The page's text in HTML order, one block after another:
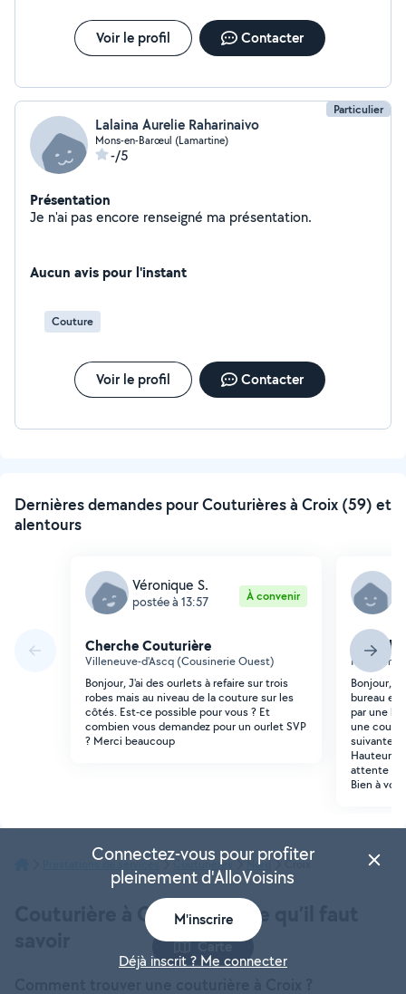
Voir le profil Contacter
Particulier
Lalaina Aurelie Raharinaivo
Mons-en-Barœul (Lamartine)
-/5
Présentation
Je n'ai pas encore renseigné ma présentation.
Aucun avis pour l'instant
Couture
Voir le profil Contacter
Dernières demandes pour Couturières à Croix (59) et
alentours
Véronique S.
postée à 13:57 À convenir
Cherche Couturière
Villeneuve-d'Ascq (Cousinerie Ouest)
Bonjour, J'ai des ourlets à refaire sur trois
robes mais au niveau de la couture sur les
côtés. Est-ce possible pour vous ? Et
combien vous demandez pour un ourlet SVP
? Merci beaucoup
Hem
Bonjour,
bureau et
par une
une
suivantes
Hauteur :
attente de
Bien à
Prestations de services Couturières Nord Croix
Couturière à Croix : tout ce qu’il faut
Carte
Connectez-vous pour profiter
pleinement d'AlloVoisins
M'inscrire
Déjà inscrit ? Me connecter